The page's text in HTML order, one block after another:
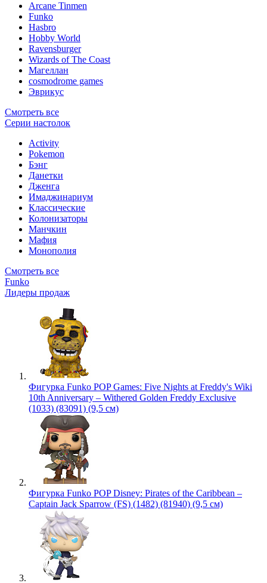
Arcane Tinmen
Funko
Hasbro
Hobby World
Ravensburger
Wizards of The Coast
Магеллан
сosmodrome games
Эврикус
Смотреть все
Серии настолок
Activity
Pokemon
Бэнг
Данетки
Дженга
Имаджинариум
Классические
Колонизаторы
Манчкин
Мафия
Монополия
Смотреть все
Funko
Лидеры продаж
Фигурка Funko POP Games: Five Nights at Freddy's Wiki
10th Anniversary – Withered Golden Freddy Exclusive
(1033) (83091) (9,5 см)
Фигурка Funko POP Disney: Pirates of the Caribbean –
Captain Jack Sparrow (FS) (1482) (81940) (9,5 см)